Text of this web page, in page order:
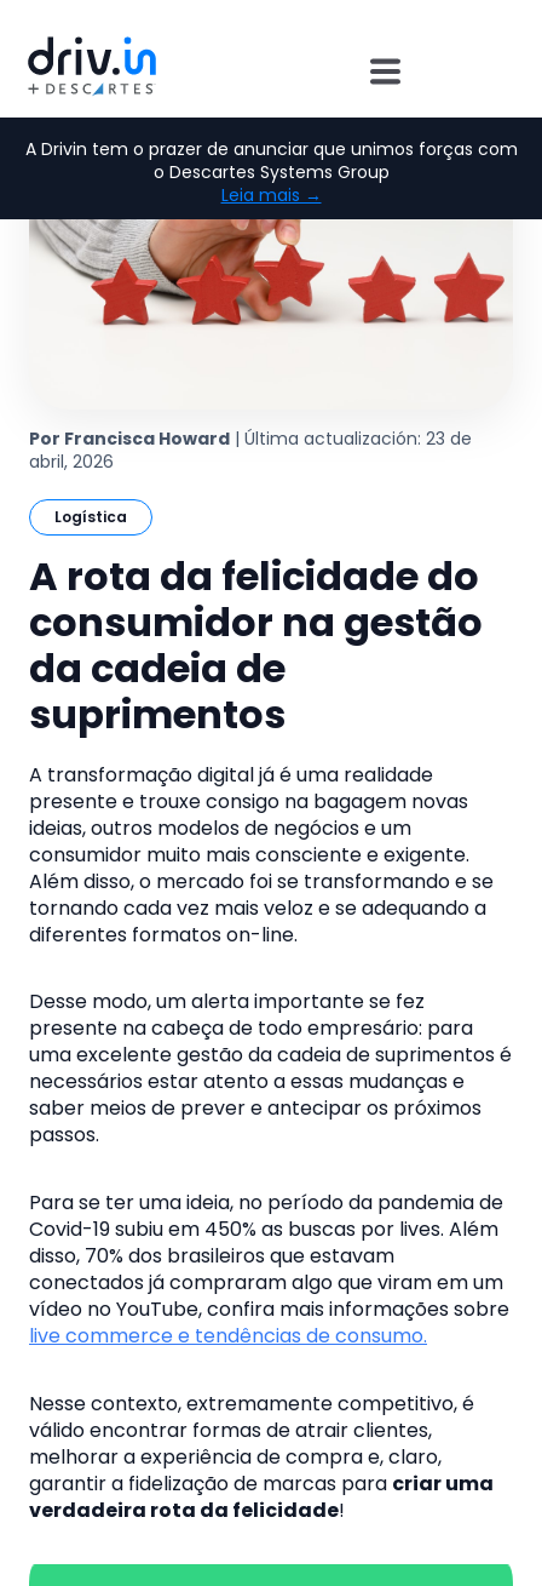
A Drivin tem o prazer de anunciar que unimos forças com
o Descartes Systems Group
Leia mais →
Por Francisca Howard | Última actualización: 23 de
abril, 2026
Logística
A rota da felicidade do
consumidor na gestão
da cadeia de
suprimentos
A transformação digital já é uma realidade
presente e trouxe consigo na bagagem novas
ideias, outros modelos de negócios e um
consumidor muito mais consciente e exigente.
Além disso, o mercado foi se transformando e se
tornando cada vez mais veloz e se adequando a
diferentes formatos on-line.
Desse modo, um alerta importante se fez
presente na cabeça de todo empresário: para
uma excelente gestão da cadeia de suprimentos é
necessários estar atento a essas mudanças e
saber meios de prever e antecipar os próximos
passos.
Para se ter uma ideia, no período da pandemia de
Covid-19 subiu em 450% as buscas por lives. Além
disso, 70% dos brasileiros que estavam
conectados já compraram algo que viram em um
vídeo no YouTube, confira mais informações sobre
live commerce e tendências de consumo.
Nesse contexto, extremamente competitivo, é
válido encontrar formas de atrair clientes,
melhorar a experiência de compra e, claro,
garantir a fidelização de marcas para criar uma
verdadeira rota da felicidade!